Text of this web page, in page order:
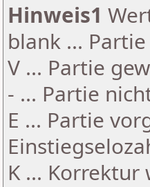
Hinweis1
blank ...
V ... Partie
- ... Partie
E ... Partie
K ...